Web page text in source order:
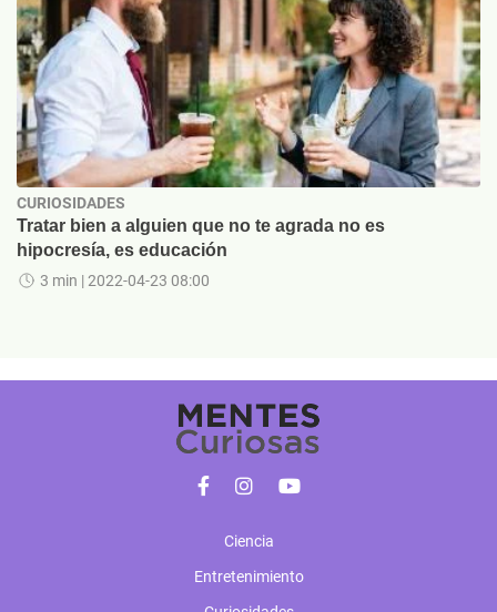
CURIOSIDADES
Tratar bien a alguien que no te agrada no es
hipocresía, es educación
3 min | 2022-04-23 08:00
Ciencia
Entretenimiento